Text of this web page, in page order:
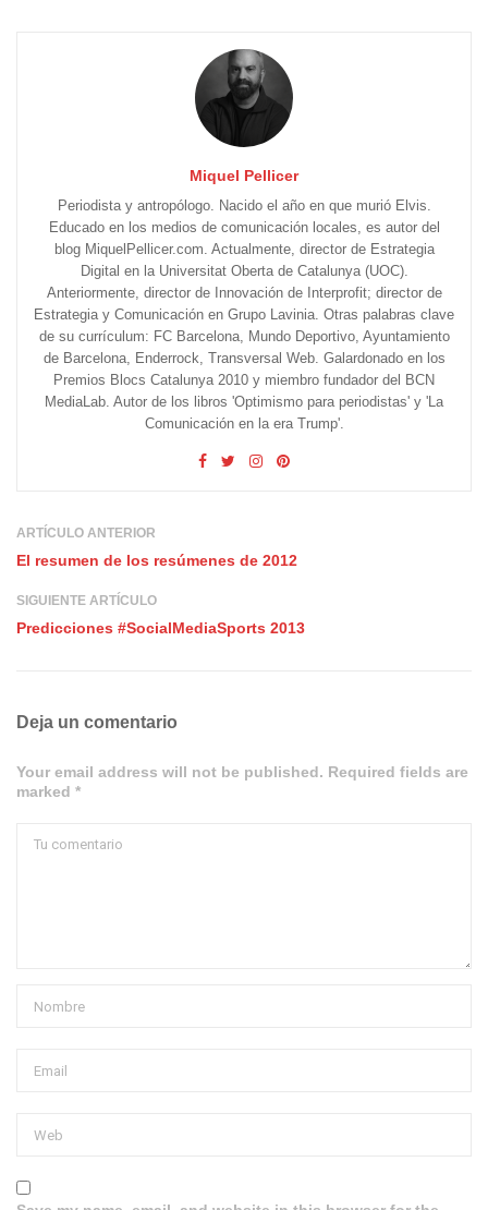
Miquel Pellicer
Periodista y antropólogo. Nacido el año en que murió Elvis.
Educado en los medios de comunicación locales, es autor del
blog MiquelPellicer.com. Actualmente, director de Estrategia
Digital en la Universitat Oberta de Catalunya (UOC).
Anteriormente, director de Innovación de Interprofit; director de
Estrategia y Comunicación en Grupo Lavinia. Otras palabras clave
de su currículum: FC Barcelona, Mundo Deportivo, Ayuntamiento
de Barcelona, Enderrock, Transversal Web. Galardonado en los
Premios Blocs Catalunya 2010 y miembro fundador del BCN
MediaLab. Autor de los libros 'Optimismo para periodistas' y 'La
Comunicación en la era Trump'.
ARTÍCULO ANTERIOR
El resumen de los resúmenes de 2012
SIGUIENTE ARTÍCULO
Predicciones #SocialMediaSports 2013
Deja un comentario
Your email address will not be published. Required fields are
marked *